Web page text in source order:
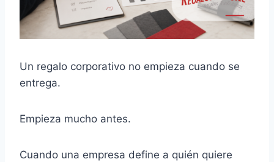
Un regalo corporativo no empieza cuando se
entrega.
Empieza mucho antes.
Cuando una empresa define a quién quiere